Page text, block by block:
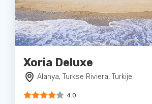
Xoria Deluxe
Alanya, Turkse Riviera, Turkije
4.0